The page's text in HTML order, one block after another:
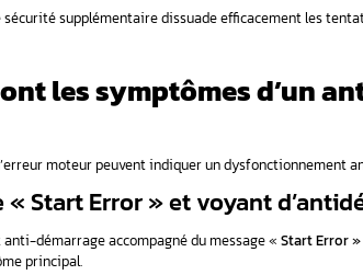
6. Conclusion
1. Comment
Le système antidémarrage électronique
sur la technologie RFID.
Cette sécurité supplémentaire empêche le